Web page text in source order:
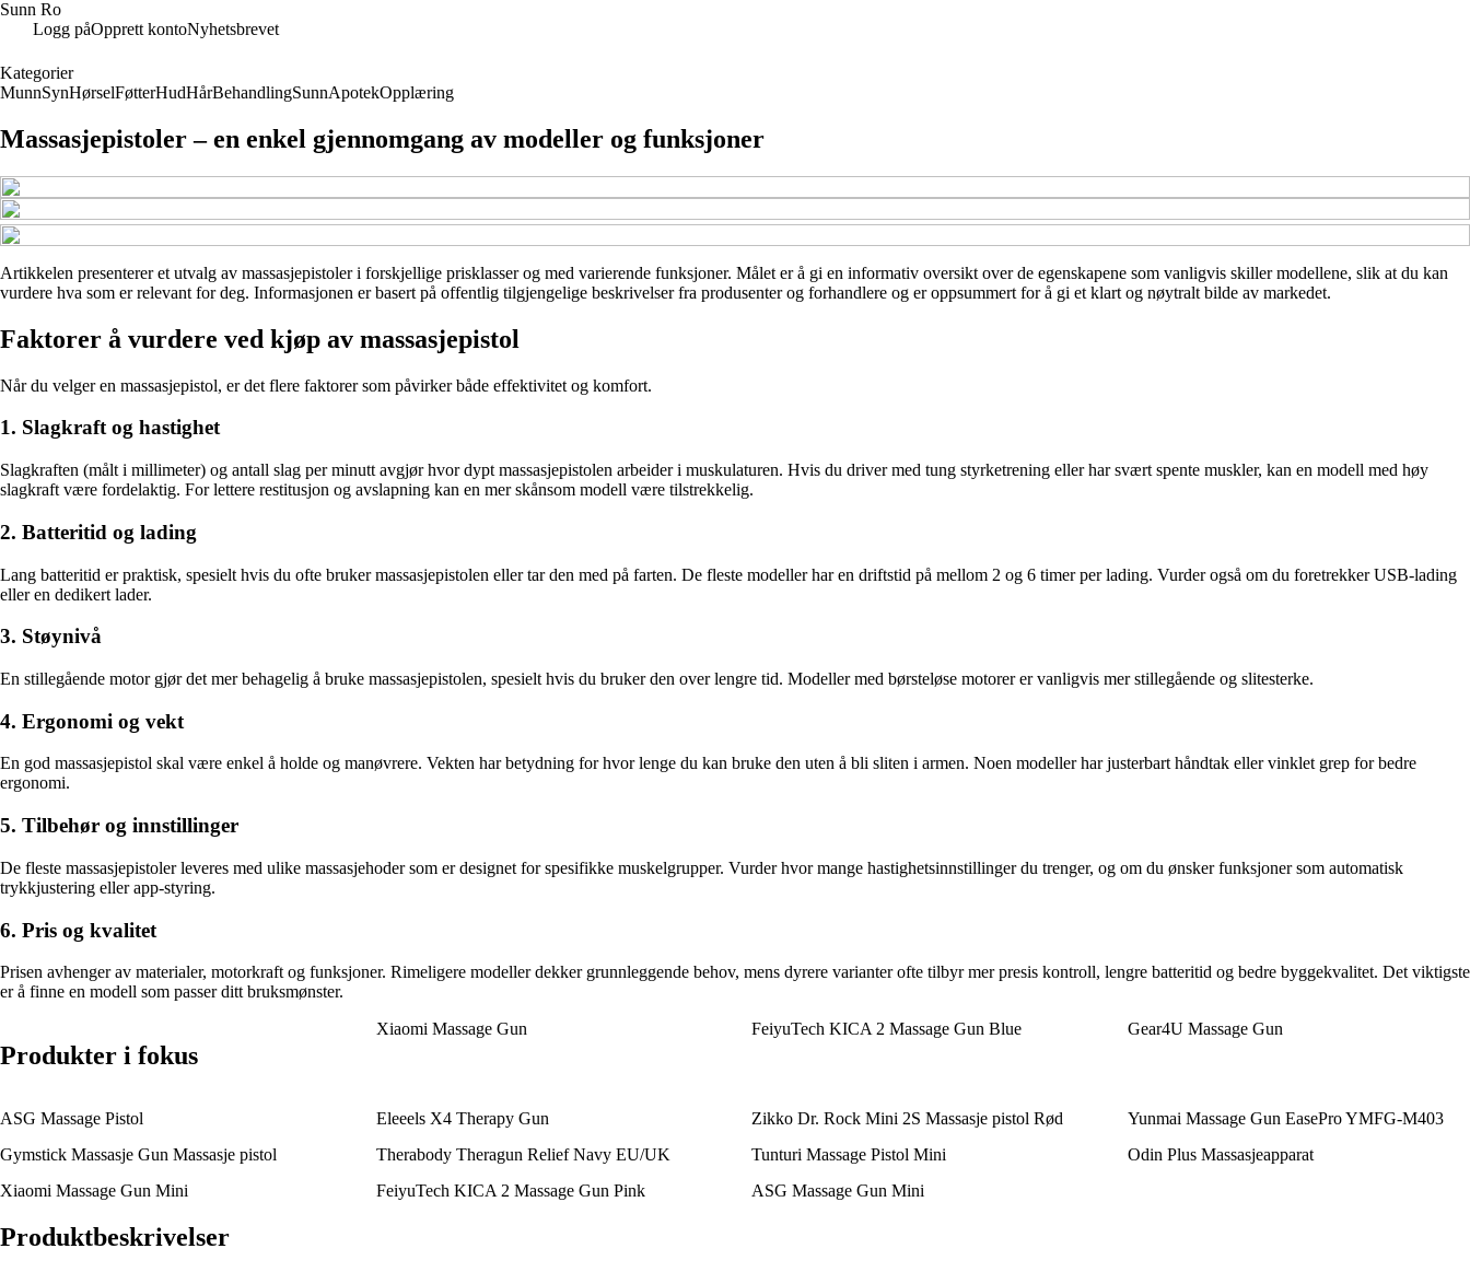
Sunn Ro
Logg påOpprett kontoNyhetsbrevet
Kategorier
MunnSynHørselFøtterHudHårBehandlingSunnApotekOpplæring
Massasjepistoler – en enkel gjennomgang av modeller og funksjoner
Artikkelen presenterer et utvalg av massasjepistoler i forskjellige prisklasser og med varierende funksjoner. Målet er å gi en informativ oversikt over de egenskapene som vanligvis skiller modellene, slik at du kan
vurdere hva som er relevant for deg. Informasjonen er basert på offentlig tilgjengelige beskrivelser fra produsenter og forhandlere og er oppsummert for å gi et klart og nøytralt bilde av markedet.
Faktorer å vurdere ved kjøp av massasjepistol
Når du velger en massasjepistol, er det flere faktorer som påvirker både effektivitet og komfort.
1. Slagkraft og hastighet
Slagkraften (målt i millimeter) og antall slag per minutt avgjør hvor dypt massasjepistolen arbeider i muskulaturen. Hvis du driver med tung styrketrening eller har svært spente muskler, kan en modell med høy
slagkraft være fordelaktig. For lettere restitusjon og avslapning kan en mer skånsom modell være tilstrekkelig.
2. Batteritid og lading
Lang batteritid er praktisk, spesielt hvis du ofte bruker massasjepistolen eller tar den med på farten. De fleste modeller har en driftstid på mellom 2 og 6 timer per lading. Vurder også om du foretrekker USB-lading
eller en dedikert lader.
3. Støynivå
En stillegående motor gjør det mer behagelig å bruke massasjepistolen, spesielt hvis du bruker den over lengre tid. Modeller med børsteløse motorer er vanligvis mer stillegående og slitesterke.
4. Ergonomi og vekt
En god massasjepistol skal være enkel å holde og manøvrere. Vekten har betydning for hvor lenge du kan bruke den uten å bli sliten i armen. Noen modeller har justerbart håndtak eller vinklet grep for bedre
ergonomi.
5. Tilbehør og innstillinger
De fleste massasjepistoler leveres med ulike massasjehoder som er designet for spesifikke muskelgrupper. Vurder hvor mange hastighetsinnstillinger du trenger, og om du ønsker funksjoner som automatisk
trykkjustering eller app-styring.
6. Pris og kvalitet
Prisen avhenger av materialer, motorkraft og funksjoner. Rimeligere modeller dekker grunnleggende behov, mens dyrere varianter ofte tilbyr mer presis kontroll, lengre batteritid og bedre byggekvalitet. Det viktigste
er å finne en modell som passer ditt bruksmønster.
Produkter i fokus
Xiaomi Massage Gun FeiyuTech KICA 2 Massage Gun Blue Gear4U Massage Gun
ASG Massage Pistol Eleeels X4 Therapy Gun Zikko Dr. Rock Mini 2S Massasje pistol Rød
Yunmai Massage Gun EasePro YMFG-M403
Gymstick Massasje Gun Massasje pistol
Therabody Theragun Relief Navy EU/UK Tunturi Massage Pistol Mini
Odin Plus Massasjeapparat
Xiaomi Massage Gun Mini
FeiyuTech KICA 2 Massage Gun Pink ASG Massage Gun Mini
Produktbeskrivelser